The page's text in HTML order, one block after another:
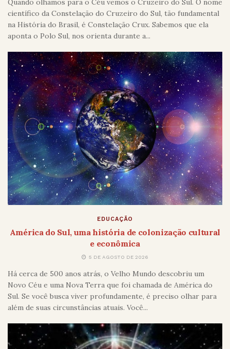
Quando olhamos para o Céu vemos o Cruzeiro do Sul. O nome
científico da Constelação do Cruzeiro do Sul, tão fundamental
na História do Brasil, é Constelação Crux. Sabemos que ela
aponta o Polo Sul, nos orienta durante a...
EDUCAÇÃO
América do Sul, uma história de colonização cultural
e econômica
5 DE AGOSTO DE 2026
Há cerca de 500 anos atrás, o Velho Mundo descobriu um
Novo Céu e uma Nova Terra que foi chamada de América do
Sul. Se você busca viver profundamente, é preciso olhar para
além de suas circunstâncias atuais. Você...